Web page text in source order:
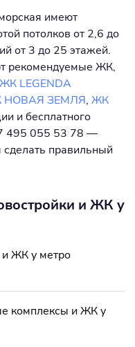
имеют
потолков от 2,6 до
от 3 до 25 этажей.
рекомендуемые ЖК,
ЖК LEGENDA
НОВАЯ ЗЕМЛЯ, ЖК
и бесплатного
495 055 53 78 —
правильный
и ЖК у
и ЖК у метро
комплексы и ЖК у